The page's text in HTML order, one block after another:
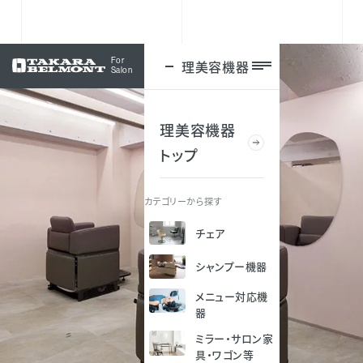
For
Salon
理美容機器
理美容機器
トップ
カテゴリーから探す
チェア
シャンプー機器
メニュー対応機
器
ミラー・サロン家
具・ワゴン等
ログイン